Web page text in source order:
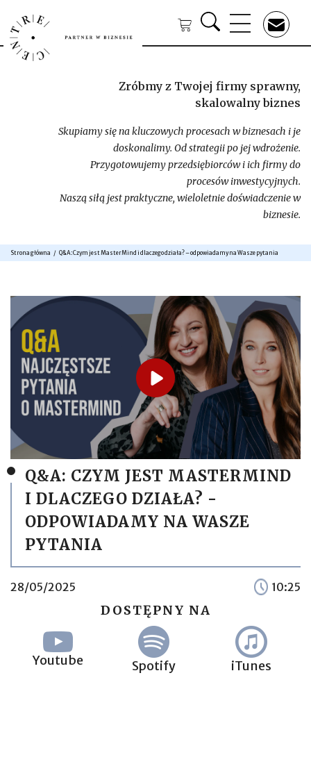
Zróbmy z Twojej firmy sprawny,
skalowalny biznes
Skupiamy się na kluczowych procesach w biznesach i je
doskonalimy. Od strategii po jej wdrożenie.
Przygotowujemy przedsiębiorców i ich firmy do
procesów inwestycyjnych.
Naszą siłą jest praktyczne, wieloletnie doświadczenie w
biznesie.
Strona główna Q&A: Czym jest MasterMind i dlaczego działa? – odpowiadamy na Wasze pytania
Q&A: CZYM JEST MASTERMIND
I DLACZEGO DZIAŁA? -
ODPOWIADAMY NA WASZE
PYTANIA
28/05/2025 10:25
DOSTĘPNY NA
Youtube Spotify iTunes